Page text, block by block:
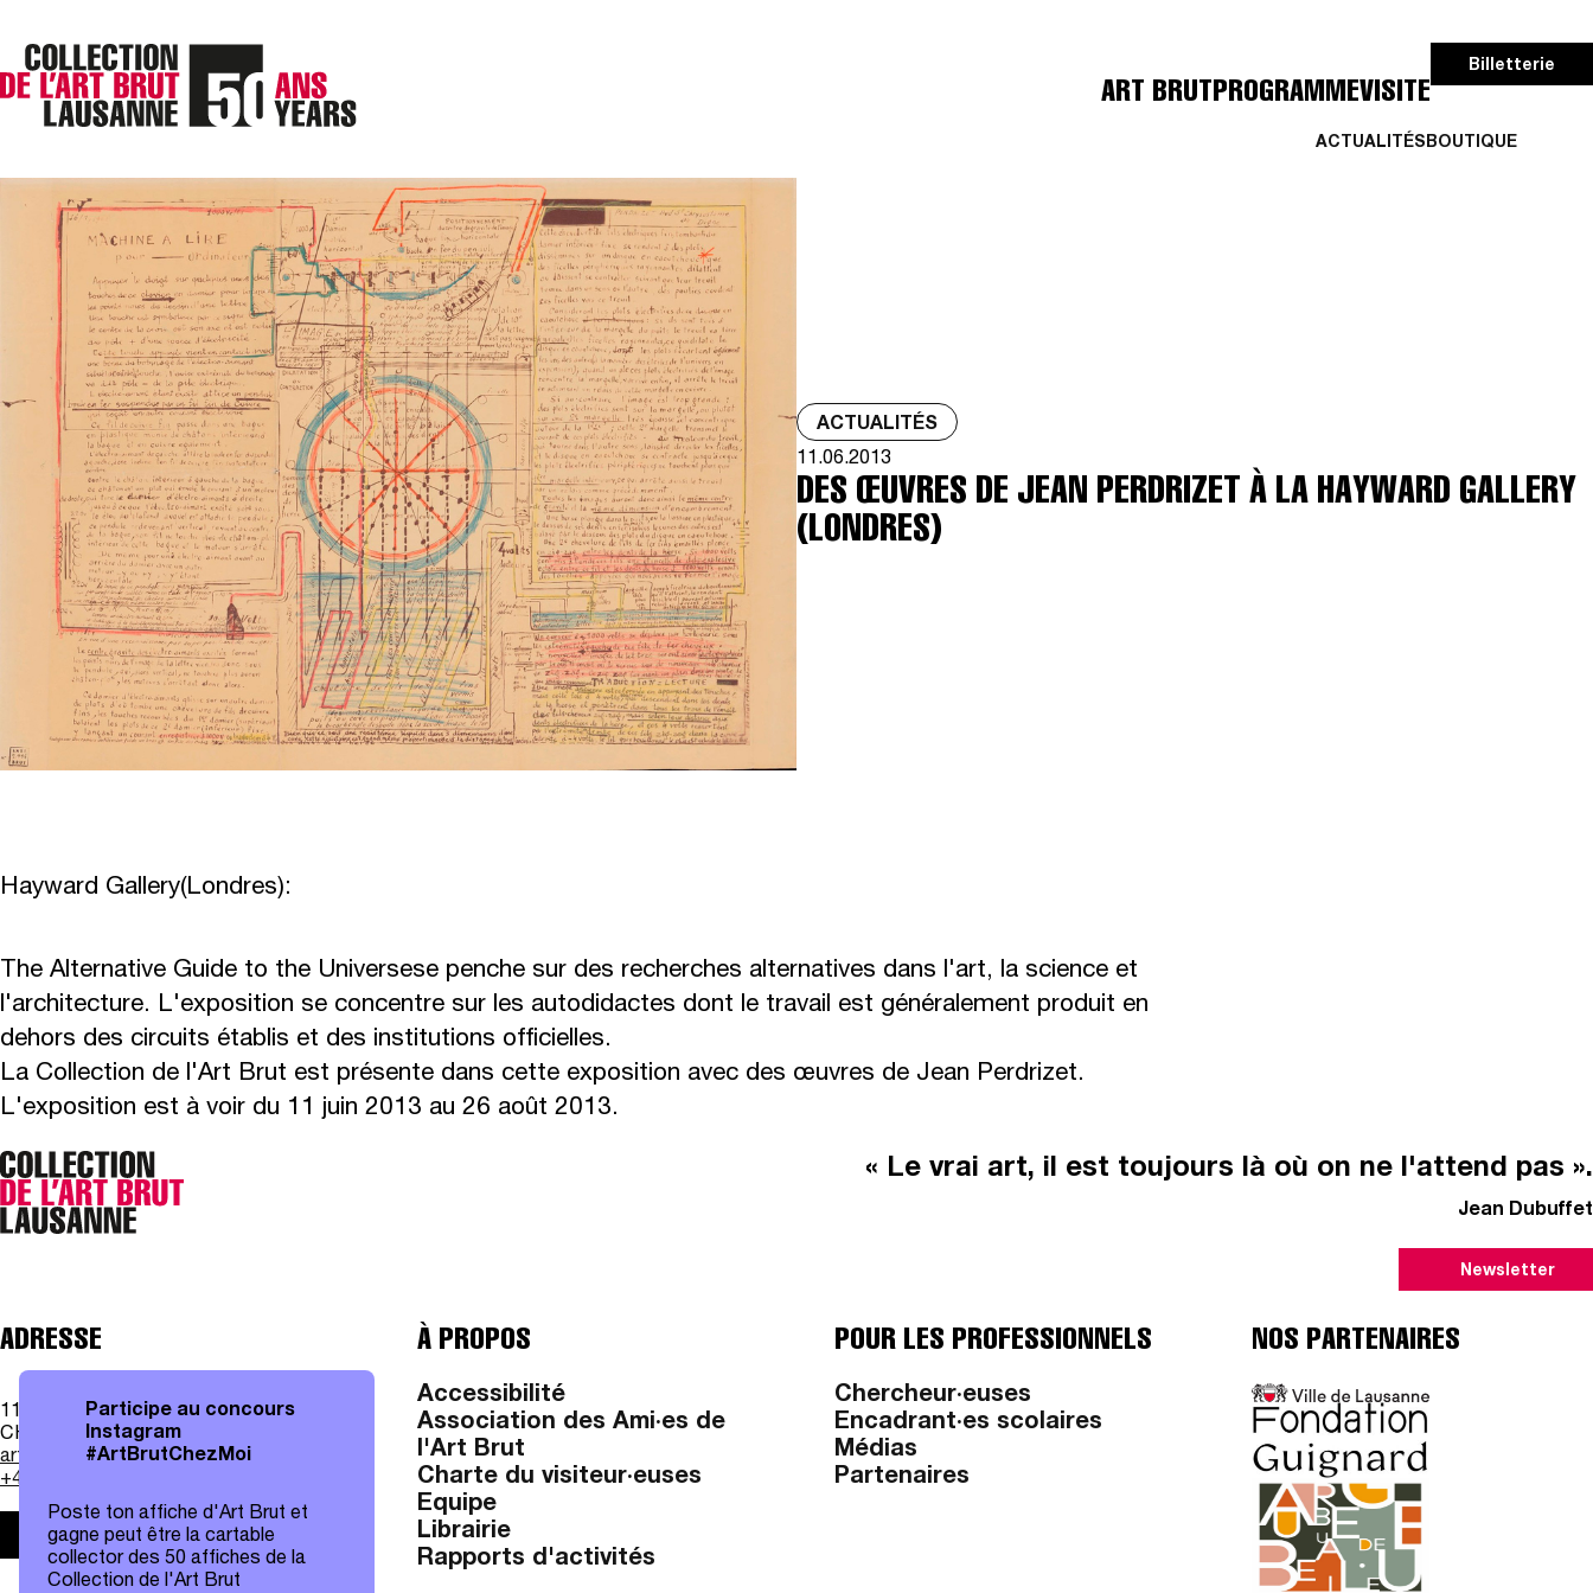
Participe au concours
Instagram
#ArtBrutChezMoi
Poste ton affiche d'Art Brut et
gagne peut être la cartable
collector des 50 affiches de la
Collection de l'Art Brut
ACTUALITÉSBOUTIQUE
ART BRUTPROGRAMMEVISITE
Billetterie
ACTUALITÉS
11.06.2013
DES ŒUVRES DE JEAN PERDRIZET À LA HAYWARD GALLERY
(LONDRES)
Hayward Gallery(Londres):
The Alternative Guide to the Universese penche sur des recherches alternatives dans l'art, la science et
l'architecture. L'exposition se concentre sur les autodidactes dont le travail est généralement produit en
dehors des circuits établis et des institutions officielles.
La Collection de l'Art Brut est présente dans cette exposition avec des œuvres de Jean Perdrizet.
L'exposition est à voir du 11 juin 2013 au 26 août 2013.
« Le vrai art, il est toujours là où on ne l'attend pas ».
Jean Dubuffet
Newsletter
ADRESSE
11, av. des Bergières
CH - 1004 Lausanne
art.brut@lausanne.ch
+41 21 315 25 70
Infos pratiques
À PROPOS
Accessibilité
Association des Ami·es de
l'Art Brut
Charte du visiteur·euses
Equipe
Librairie
Rapports d'activités
POUR LES PROFESSIONNELS
Chercheur·euses
Encadrant·es scolaires
Médias
Partenaires
NOS PARTENAIRES